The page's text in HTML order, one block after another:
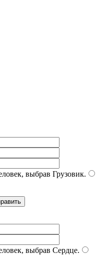
выбрав Грузовик.
выбрав Сердце.